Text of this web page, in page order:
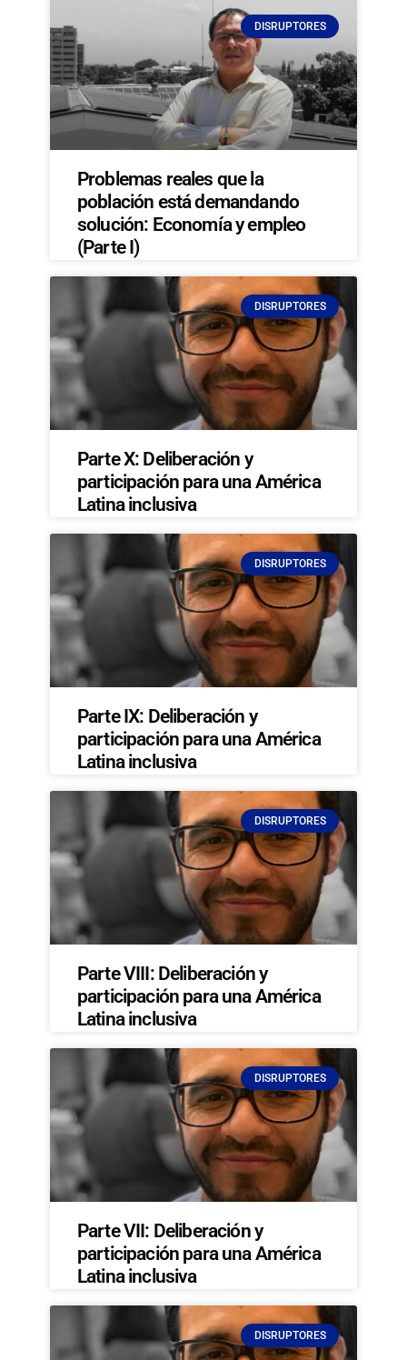
DISRUPTORES
Problemas reales que la
población está demandando
solución: Economía y empleo
(Parte I)
DISRUPTORES
Parte X: Deliberación y
participación para una América
Latina inclusiva
DISRUPTORES
Parte IX: Deliberación y
participación para una América
Latina inclusiva
DISRUPTORES
Parte VIII: Deliberación y
participación para una América
Latina inclusiva
DISRUPTORES
Parte VII: Deliberación y
participación para una América
Latina inclusiva
DISRUPTORES